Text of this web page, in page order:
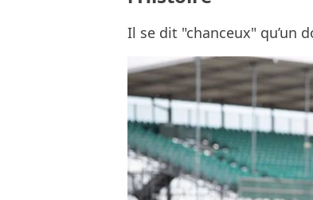
Il se dit "chanceux" qu’un